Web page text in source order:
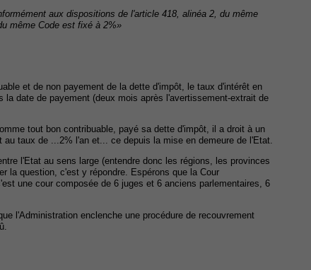
aux dispositions de l'article 418, alinéa 2, du même
même Code est fixé à 2%»
et de non payement de la dette d'impôt, le taux d'intérêt en
la date de payement (deux mois après l'avertissement-extrait de
tout bon contribuable, payé sa dette d'impôt, il a droit à un
au taux de ...2% l'an et... ce depuis la mise en demeure de l'Etat.
l'Etat au sens large (entendre donc les régions, les provinces
la question, c'est y répondre. Espérons que la Cour
une cour composée de 6 juges et 6 anciens parlementaires, 6
l'Administration enclenche une procédure de recouvrement